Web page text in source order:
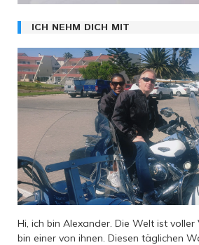
ICH NEHM DICH MIT
Hi, ich bin Alexander. Die Welt ist voller
bin einer von ihnen. Diesen täglichen